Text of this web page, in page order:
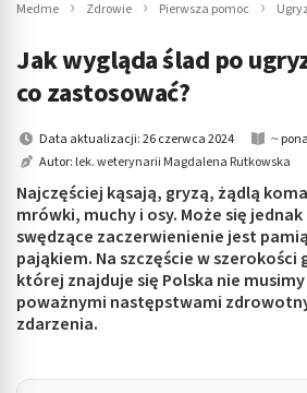
Medme Zdrowie Pierwsza pomoc
Jak wygląda ślad po
co zastosować?
Data aktualizacji: 26 czerwca 2024
~
Autor: lek. weterynarii Magdalena Rutkowska
Najczęściej kąsają, gryzą, żądlą
mrówki, muchy i osy. Może się
swędzące zaczerwienienie jest
pająkiem. Na szczęście w
której znajduje się Polska nie
poważnymi następstwami
zdarzenia.